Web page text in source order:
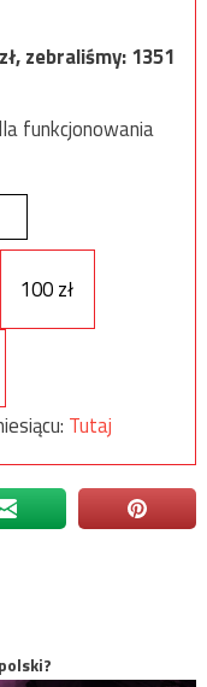
zł, zebraliśmy:1351
funkcjonowania
100 zł
Tutaj